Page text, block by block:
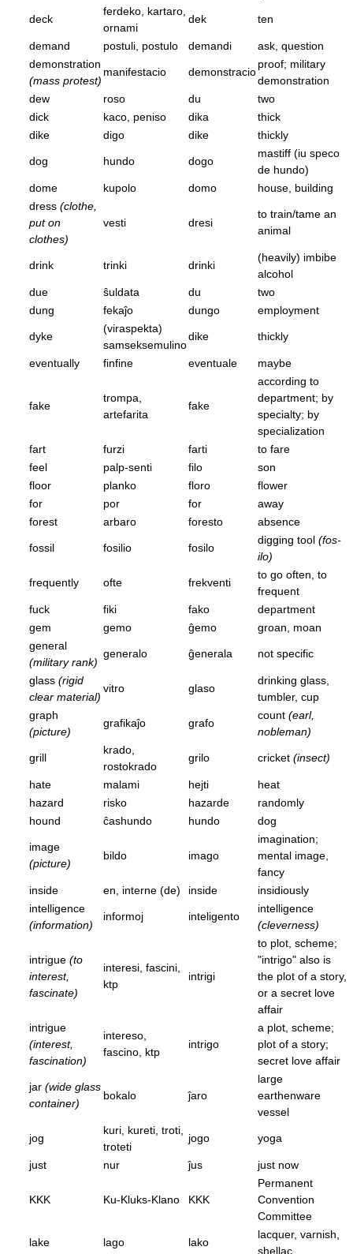
deck
ferdeko, kartaro,
ornami
dek ten
demand postuli, postulo demandi
ask, question
demonstration
(mass protest)
manifestacio demonstracio
proof; military
demonstration
dew
roso du
two
dick
kaco, peniso dika
thick
dike
digo dike thickly
dog hundo dogo
mastiff (iu speco
de hundo)
dome
kupolo domo
house, building
dress (clothe,
put on
clothes)
vesti dresi
to train/tame an
animal
drink trinki drinki
(heavily) imbibe
alcohol
due
ŝuldata du
two
dung
fekaĵo dungo employment
dyke
(viraspekta)
samseksemulino
dike thickly
eventually finfine eventuale maybe
fake
trompa,
artefarita
fake
according to
department; by
specialty; by
specialization
fart
furzi farti
to fare
feel
palp-senti filo
son
floor
planko floro
flower
for
por for
away
forest
arbaro foresto absence
fossil fosilio fosilo
digging tool (fos-
ilo)
frequently ofte frekventi
to go often, to
frequent
fuck
fiki fako
department
gem
gemo ĝemo
groan, moan
general
(military rank)
generalo ĝenerala not specific
glass (rigid
clear material)
vitro glaso
drinking glass,
tumbler, cup
graph
(picture)
grafikaĵo grafo
count (earl,
nobleman)
grill
krado,
rostokrado
grilo cricket (insect)
hate malami hejti
heat
hazard
risko hazarde
randomly
hound
ĉashundo hundo dog
image
(picture)
bildo imago
imagination;
mental image,
fancy
inside
en, interne (de) inside
insidiously
intelligence
(information)
informoj inteligento
intelligence
(cleverness)
intrigue (to
interest,
fascinate)
interesi, fascini,
ktp
intrigi
to plot, scheme;
"intrigo" also is
the plot of a story,
or a secret love
affair
intrigue
(interest,
fascination)
intereso,
fascino, ktp
intrigo
a plot, scheme;
plot of a story;
secret love affair
jar (wide glass
container)
bokalo ĵaro
large
earthenware
vessel
jog
kuri, kureti, troti,
troteti
jogo yoga
just nur ĵus just now
KKK Ku-Kluks-Klano KKK
Permanent
Convention
Committee
lake lago lako
lacquer, varnish,
shellac